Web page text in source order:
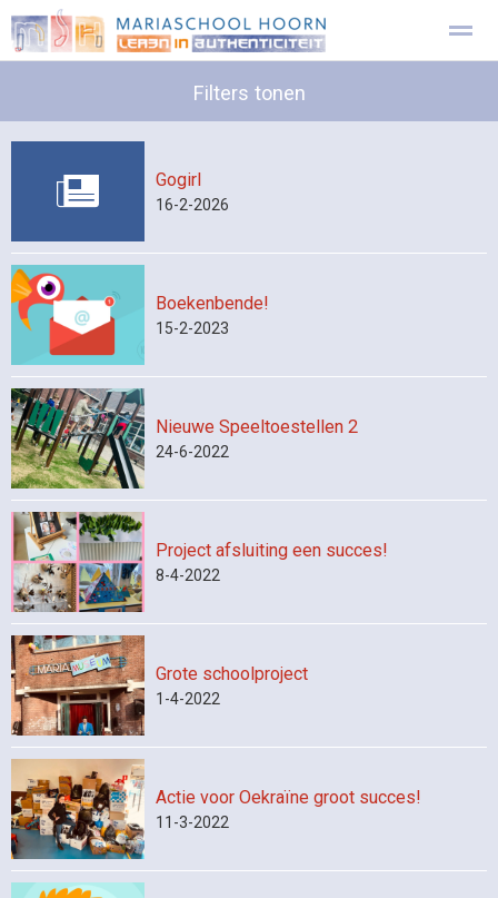
Leerplein leren Visie
Contact Locatie
Filters tonen
Gogirl
16-2-2026
Boekenbende!
15-2-2023
Nieuwe Speeltoestellen 2
24-6-2022
Project afsluiting een succes!
8-4-2022
Grote schoolproject
1-4-2022
Actie voor Oekraïne groot succes!
11-3-2022